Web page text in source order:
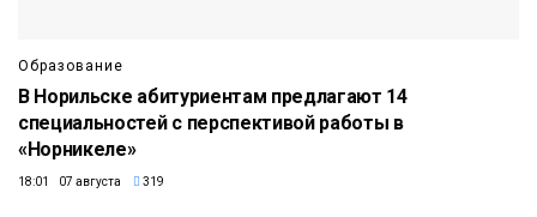
Образование
В Норильске абитуриентам предлагают 14
специальностей с перспективой работы в
«Норникеле»
18:01 07 августа 319